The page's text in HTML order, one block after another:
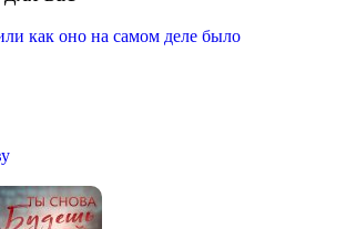
как оно на самом деле было